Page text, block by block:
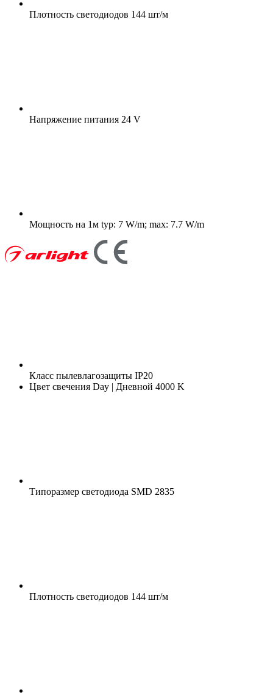
Плотность светодиодов 144 шт/м
Напряжение питания 24 V
Мощность на 1м typ: 7 W/m; max: 7.7 W/m
Класс пылевлагозащиты IP20
Цвет свечения Day | Дневной 4000 K
Типоразмер светодиода SMD 2835
Плотность светодиодов 144 шт/м